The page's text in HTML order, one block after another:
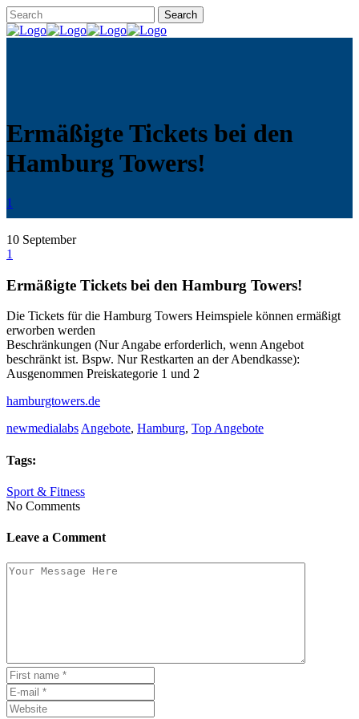
Ermäßigte Tickets bei den
Hamburg Towers!
1
10 September
1
Ermäßigte Tickets bei den Hamburg Towers!
Die Tickets für die Hamburg Towers Heimspiele können ermäßigt
erworben werden
Beschränkungen (Nur Angabe erforderlich, wenn Angebot
beschränkt ist. Bspw. Nur Restkarten an der Abendkasse):
Ausgenommen Preiskategorie 1 und 2
hamburgtowers.de
newmedialabsAngebote, Hamburg, Top Angebote
Tags:
Sport & Fitness
No Comments
Leave a Comment